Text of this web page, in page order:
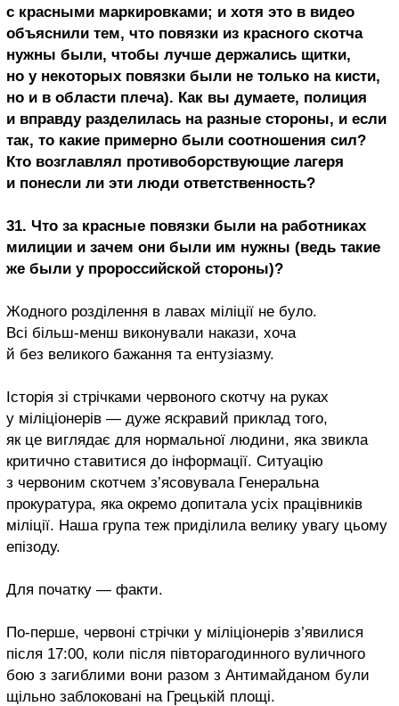
с красными маркировками; и хотя это в видео
объяснили тем, что повязки из красного скотча
нужны были, чтобы лучше держались щитки,
но у некоторых повязки были не только на кисти,
но и в области плеча). Как вы думаете, полиция
и вправду разделилась на разные стороны, и если
так, то какие примерно были соотношения сил?
Кто возглавлял противоборствующие лагеря
и понесли ли эти люди ответственность?
31. Что за красные повязки были на работниках
милиции и зачем они были им нужны (ведь такие
же были у пророссийской стороны)?
Жодного розділення в лавах міліції не було.
Всі більш-менш виконували накази, хоча
й без великого бажання та ентузіазму.
Історія зі стрічками червоного скотчу на руках
у міліціонерів — дуже яскравий приклад того,
як це виглядає для нормальної людини, яка звикла
критично ставитися до інформації. Ситуацію
з червоним скотчем з’ясовувала Генеральна
прокуратура, яка окремо допитала усіх працівників
міліції. Наша група теж приділила велику увагу цьому
епізоду.
Для початку — факти.
По-перше, червоні стрічки у міліціонерів з’явилися
після 17:00, коли після півторагодинного вуличного
бою з загиблими вони разом з Антимайданом були
щільно заблоковані на Грецькій площі.